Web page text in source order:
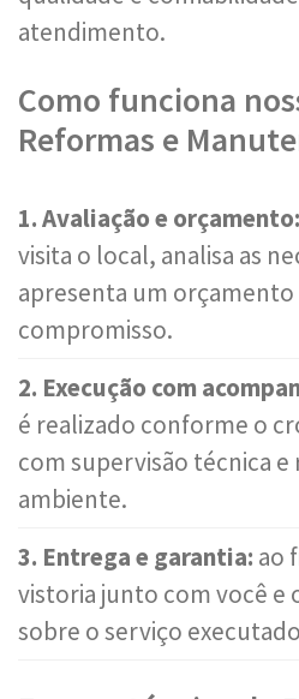
atendimento.
Como funciona
Reformas e
1. Avaliação e orçamento:
visita o local, analisa as
apresenta um
compromisso.
2. Execução com
é realizado conforme o
com supervisão técnica e
ambiente.
3. Entrega e garantia: ao
vistoria junto com você e
sobre o serviço